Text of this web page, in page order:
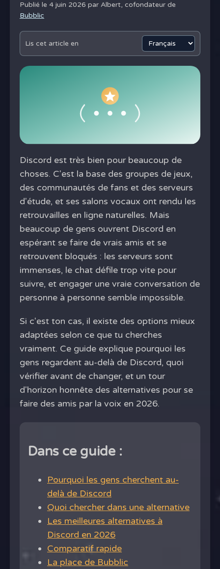
Publié le 4 juin 2026 par Albert, cofondateur de
Bubblic
Lis cet article en
Discord est très bien pour beaucoup de
choses. C'est la base des groupes de jeux,
des communautés de fans et des serveurs
d'étude, et ses salons vocaux ont rendu les
retrouvailles en ligne naturelles. Mais
beaucoup de gens ouvrent Discord en
espérant se faire de vrais amis et se
retrouvent bloqués : les serveurs sont
immenses, le chat défile trop vite pour
suivre, et engager une vraie conversation de
personne à personne semble impossible.
Si c'est ton cas, il existe des options mieux
adaptées selon ce que tu cherches
vraiment. Ce guide explique pourquoi les
gens regardent au-delà de Discord, quoi
vérifier avant de changer, et un tour
d'horizon honnête des alternatives pour se
faire des amis par la voix en 2026.
Dans ce guide :
Pourquoi les gens cherchent au-
delà de Discord
Quoi chercher dans une alternative
Les meilleures alternatives à
Discord en 2026
Comparatif rapide
La place de Bubblic